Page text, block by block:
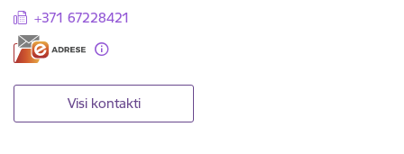
+371 67228421
Visi kontakti